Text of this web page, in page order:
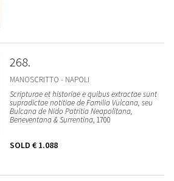
268
MANOSCRITTO - NAPOLI
Scripturae et historiae e quibus extractae sunt
supradictae notitiae de Familia Vulcana, seu
Bulcana de Nido Patritia Neapolitana,
Beneventana & Surrentina, 1700
SOLD € 1.088